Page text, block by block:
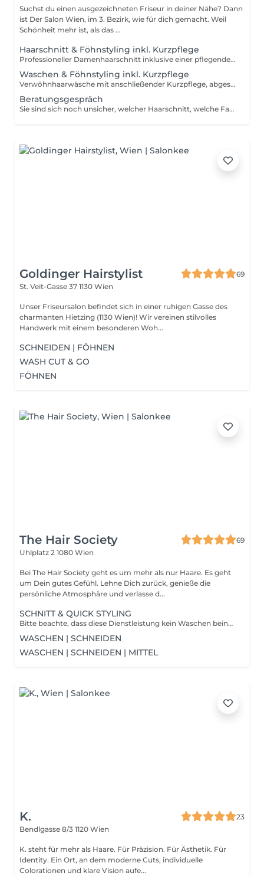
Suchst du einen ausgezeichneten Friseur in deiner Nähe? Dann
ist Der Salon Wien, im 3. Bezirk, wie für dich gemacht. Weil
Schönheit mehr ist, als das ...
Haarschnitt & Föhnstyling inkl. Kurzpflege
Professioneller Damenhaarschnitt inklusive einer pflegenden Kurzbehandlung. Die Pflege wird auf Haartyp und Haarzustand abgestimmt und sorgt für bessere Kämmbarkeit und ein gepflegtes Haargefühl. Zum Abschluss Föhnstyling nach Wunsch.
Waschen & Föhnstyling inkl. Kurzpflege
Verwöhnhaarwäsche mit anschließender Kurzpflege, abgestimmt auf Haartyp und Haarzustand. Zum Abschluss professionelles Föhnstyling nach Wunsch.
Beratungsgespräch
Sie sind sich noch unsicher, welcher Haarschnitt, welche Farbe oder welche Pflege am besten zu Ihnen passt? In unserem Beratungsgespräch nehmen wir uns bewusst Zeit für Sie. Wir besprechen Ihre Wünsche, analysieren Ihre Haarstruktur und Ihre Ausgangssituation genau und finden gemeinsam die passende Lösung für Sie. Ideal, wenn Sie sich vorab mehr Klarheit und eine professionelle Einschätzung wünschen.
Goldinger Hairstylist
69
St. Veit-Gasse 37 1130 Wien
Unser Friseursalon befindet sich in einer ruhigen Gasse des
charmanten Hietzing (1130 Wien)! Wir vereinen stilvolles
Handwerk mit einem besonderen Woh...
SCHNEIDEN | FÖHNEN
WASH CUT & GO
FÖHNEN
The Hair Society
69
Uhlplatz 2 1080 Wien
Bei The Hair Society geht es um mehr als nur Haare. Es geht
um Dein gutes Gefühl. Lehne Dich zurück, genieße die
persönliche Atmosphäre und verlasse d...
SCHNITT & QUICK STYLING
Bitte beachte, dass diese Dienstleistung kein Waschen beinhaltete. Bitte wasche deine Haare vor deinem Termin andernfalls berechnen wir das waschen vor Ort.
WASCHEN | SCHNEIDEN
WASCHEN | SCHNEIDEN | MITTEL
K.
23
Bendlgasse 8/3 1120 Wien
K. steht für mehr als Haare. Für Präzision. Für Ästhetik. Für
Identity. Ein Ort, an dem moderne Cuts, individuelle
Colorationen und klare Vision aufe...